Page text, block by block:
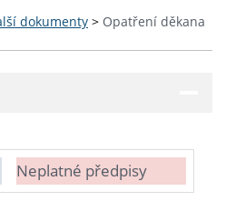
dokumenty > Opatření děkana
Neplatné předpisy